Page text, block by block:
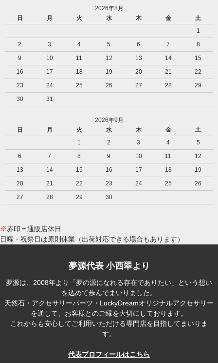
2026年8月
日
月 火 水 木 金
土
1
2
3 4 5 6 7
8
9
10 11 12 13 14
15
16
17 18 19 20 21
22
23
24 25 26 27 28
29
30
31
2026年9月
日
月 火 水 木 金
土
1
2 3 4
5
6
7 8 9 10 11
12
13
14 15 16 17 18
19
20
21 22 23 24 25
26
27
28 29 30
※赤印＝通販店休日
日曜・祝祭日は原則休業（出荷対応できる場合もあります）
夢源代表 小西翠より
夢源は、2008年より「夢の源になれる存在でありたい」という想い
を込めて歩んでまいりました。
天然石・アクセサリーパーツ・LuckyDreamオリジナルアクセサリー
を通して、お客様とのご縁を大切にしております。
これからも安心してご利用いただける専門店を目指してまいりま
す。
代表プロフィールはこちら